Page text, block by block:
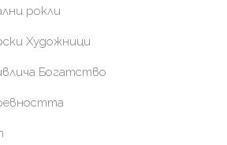
рокли
Художници
Богатство